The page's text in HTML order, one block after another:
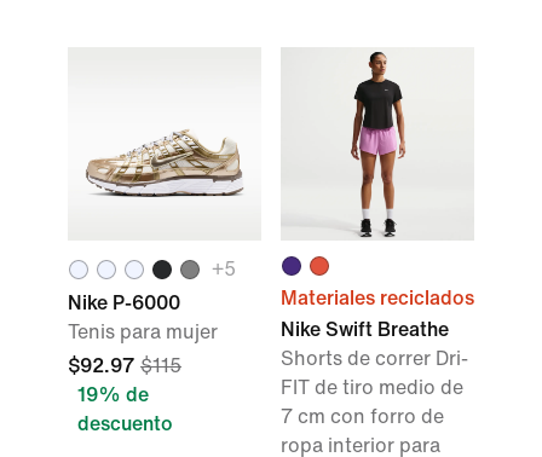
+5
Nike P-6000
Tenis para mujer
$92.97 $115
19% de
descuento
Materiales reciclados
Nike Swift Breathe
Shorts de correr Dri-
FIT de tiro medio de
7 cm con forro de
ropa interior para